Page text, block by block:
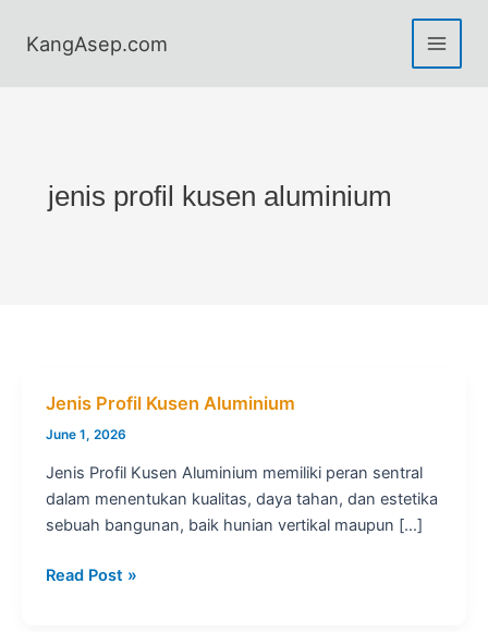
KangAsep.com
jenis profil kusen aluminium
Jenis Profil Kusen Aluminium
June 1, 2026
Jenis Profil Kusen Aluminium memiliki peran sentral
dalam menentukan kualitas, daya tahan, dan estetika
sebuah bangunan, baik hunian vertikal maupun […]
Jenis
Read Post »